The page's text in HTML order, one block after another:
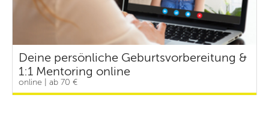
Deine persönliche Geburtsvorbereitung &
1:1 Mentoring online
online | ab 70 €